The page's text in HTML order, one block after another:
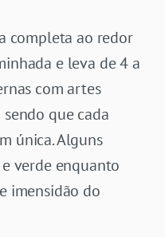
completa ao redor
e leva de 4 a
com artes
que cada
única. Alguns
verde enquanto
imensidão do